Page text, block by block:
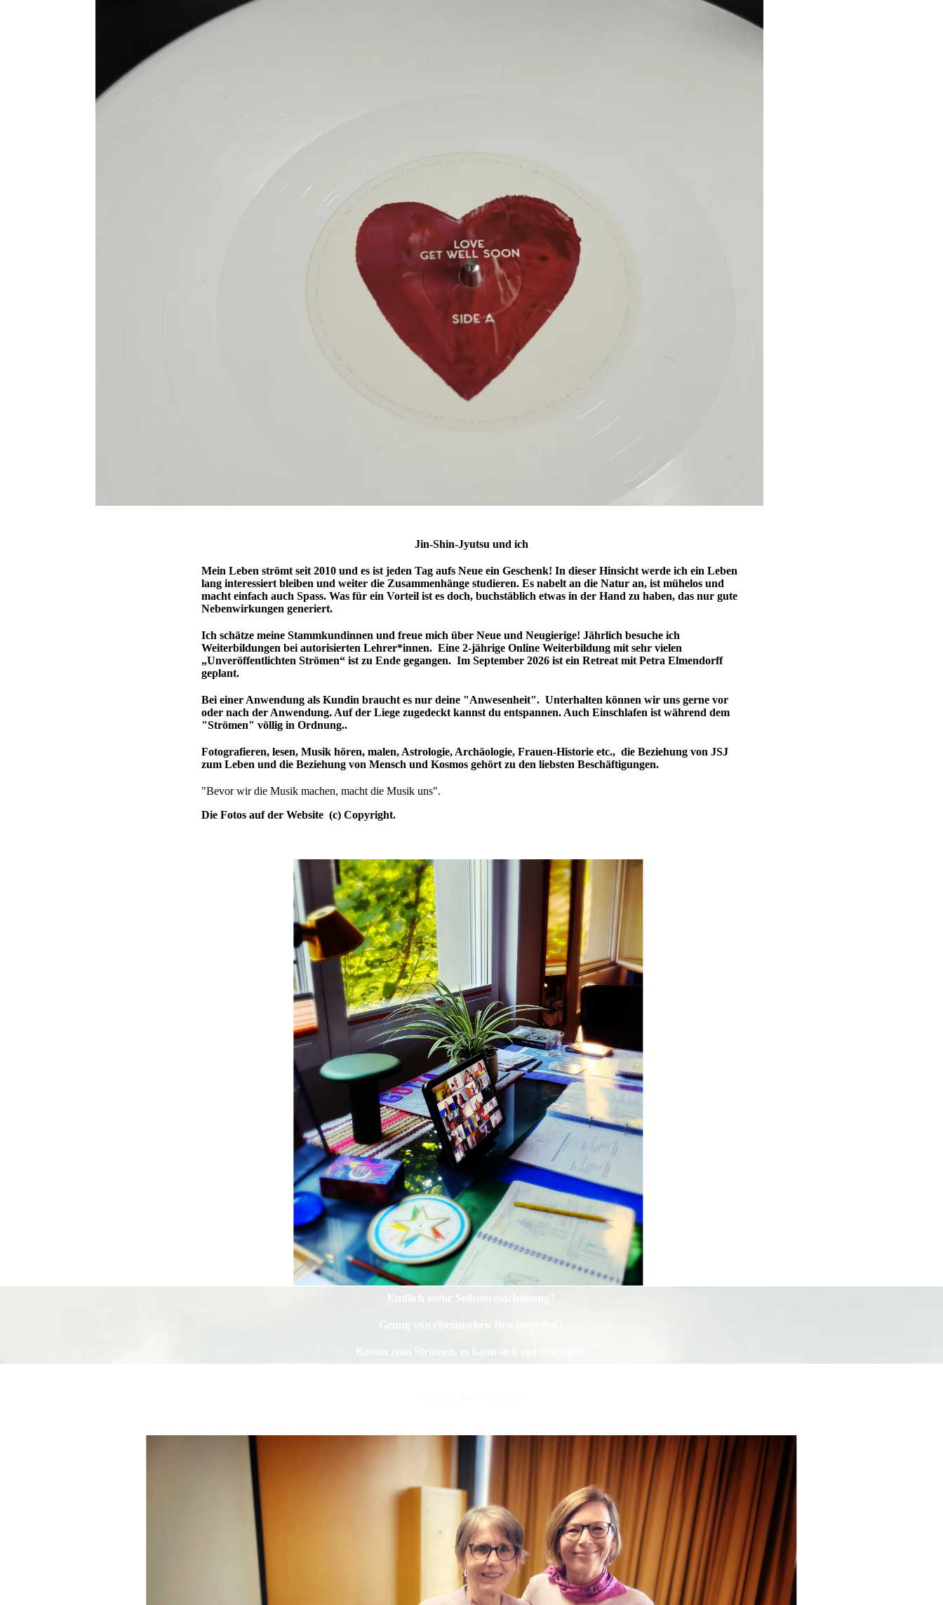
Jin-Shin-Jyutsu und ich
Mein Leben strömt seit 2010 und es ist jeden Tag aufs Neue ein Geschenk! In dieser Hinsicht werde ich ein Leben
lang interessiert bleiben und weiter die Zusammenhänge studieren. Es nabelt an die Natur an, ist mühelos und
macht einfach auch Spass. Was für ein Vorteil ist es doch, buchstäblich etwas in der Hand zu haben, das nur gute
Nebenwirkungen generiert.
Ich schätze meine Stammkundinnen und freue mich über Neue und Neugierige! Jährlich besuche ich
Weiterbildungen bei autorisierten Lehrer*innen. Eine 2-jährige Online Weiterbildung mit sehr vielen
„Unveröffentlichten Strömen“ ist zu Ende gegangen. Im September 2026 ist ein Retreat mit Petra Elmendorff
geplant.
Bei einer Anwendung als Kundin braucht es nur deine "Anwesenheit". Unterhalten können wir uns gerne vor
oder nach der Anwendung. Auf der Liege zugedeckt kannst du entspannen. Auch Einschlafen ist während dem
"Strömen" völlig in Ordnung..
Fotografieren, lesen, Musik hören, malen, Astrologie, Archäologie, Frauen-Historie etc., die Beziehung von JSJ
zum Leben und die Beziehung von Mensch und Kosmos gehört zu den liebsten Beschäftigungen.
"Bevor wir die Musik machen, macht die Musik uns".
Die Fotos auf der Website (c) Copyright.
Endlich mehr Selbstermächtigung?
Genug von chronischen Beschwerden?